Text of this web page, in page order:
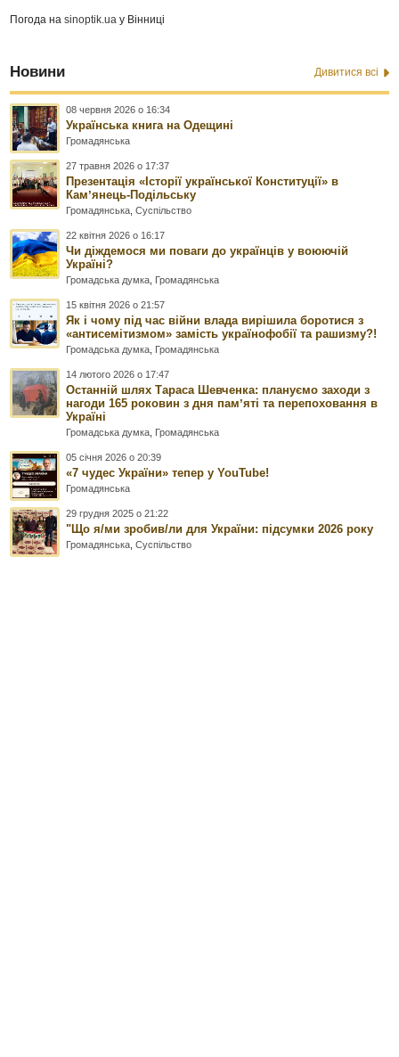
Погода наsinoptik.ua у Вінниці
Новини Дивитися всі
08 червня 2026 о 16:34
Українська книга на Одещині
Громадянська
27 травня 2026 о 17:37
Презентація «Історії української Конституції» в
Камʼянець-Подільську
Громадянська ,Суспільство
22 квітня 2026 о 16:17
Чи діждемося ми поваги до українців у воюючій
Україні?
Громадська думка Громадянська
15 квітня 2026 о 21:57
Як і чому під час війни влада вирішила боротися з
«антисемітизмом» замість українофобії та рашизму?!
Громадська думка Громадянська
14 лютого 2026 о 17:47
Останній шлях Тараса Шевченка: плануємо заходи з
нагоди 165 роковин з дня памʼяті та перепоховання в
Україні
Громадська думка Громадянська
05 січня 2026 о 20:39
«7 чудес України» тепер у YouTube!
Громадянська
29 грудня 2025 о 21:22
"Що я/ми зробив/ли для України: підсумки 2026 року
Громадянська ,Суспільство